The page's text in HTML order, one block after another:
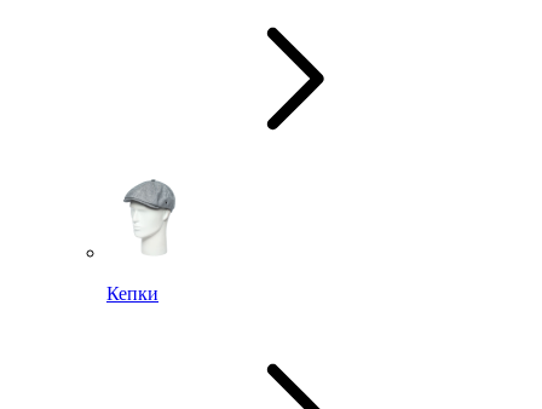
Кепки